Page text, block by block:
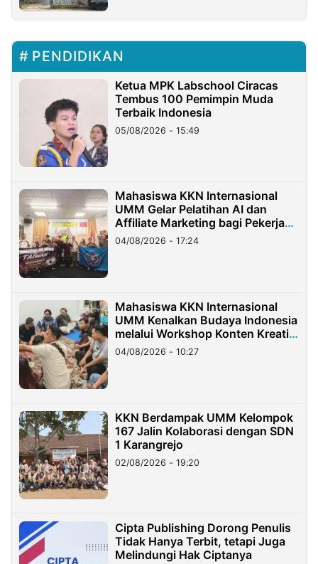
PENDIDIKAN
Ketua MPK Labschool Ciracas
Tembus 100 Pemimpin Muda
Terbaik Indonesia
05/08/2026 - 15:49
Mahasiswa KKN Internasional
UMM Gelar Pelatihan AI dan
Affiliate Marketing bagi Pekerja
Migran Indonesia di Taiwan
04/08/2026 - 17:24
Mahasiswa KKN Internasional
UMM Kenalkan Budaya Indonesia
melalui Workshop Konten Kreatif
di Taiwan
04/08/2026 - 10:27
KKN Berdampak UMM Kelompok
167 Jalin Kolaborasi dengan SDN
1 Karangrejo
02/08/2026 - 19:20
Cipta Publishing Dorong Penulis
Tidak Hanya Terbit, tetapi Juga
Melindungi Hak Ciptanya